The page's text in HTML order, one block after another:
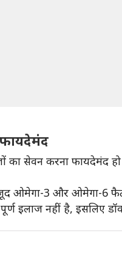
का सेवन करना फायदेमंद
ओमेगा-3 और ओमेगा-6
इलाज नहीं है, इसलिए